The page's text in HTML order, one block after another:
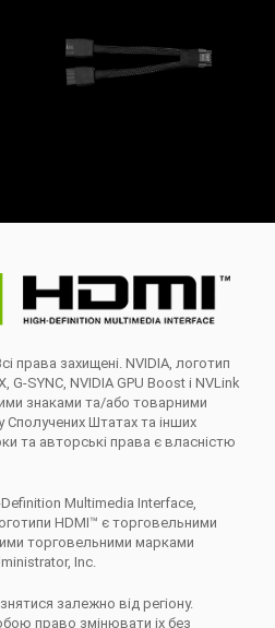
права захищені. NVIDIA, логотип
G-SYNC, NVIDIA GPU Boost і NVLink
знаками та/або товарними
Сполучених Штатах та інших
та авторські права є власністю
Multimedia Interface,
HDMI™ є торговельними
торговельними марками
Inc.
залежно від регіону.
право змінювати іх без